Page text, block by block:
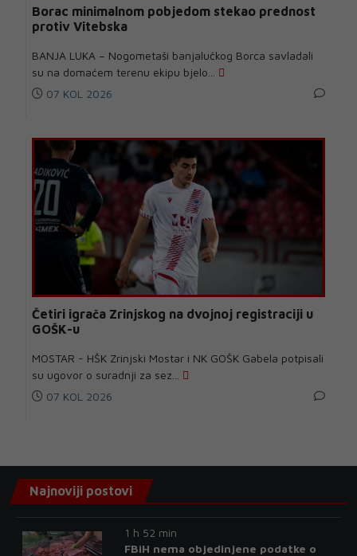
Borac minimalnom pobjedom stekao prednost
protiv Vitebska
BANJA LUKA – Nogometaši banjalučkog Borca savladali
su na domaćem terenu ekipu bjelo...
07 KOL 2026
Četiri igrača Zrinjskog na dvojnoj registraciji u
GOŠK-u
MOSTAR - HŠK Zrinjski Mostar i NK GOŠK Gabela potpisali
su ugovor o suradnji za sez...
07 KOL 2026
Najnoviji postovi
1 h 52 min
FBiH nema objedinjene podatke o